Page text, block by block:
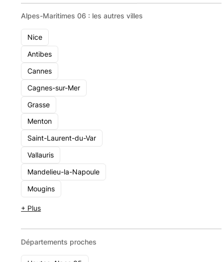
Alpes-Maritimes 06 : les autres villes
Nice
Antibes
Cannes
Cagnes-sur-Mer
Grasse
Menton
Saint-Laurent-du-Var
Vallauris
Mandelieu-la-Napoule
Mougins
+ Plus
Départements proches
Optimal Patrimoine
9 Boulevard De Strasbourg Résidence Le Paris France 83000
Toulon